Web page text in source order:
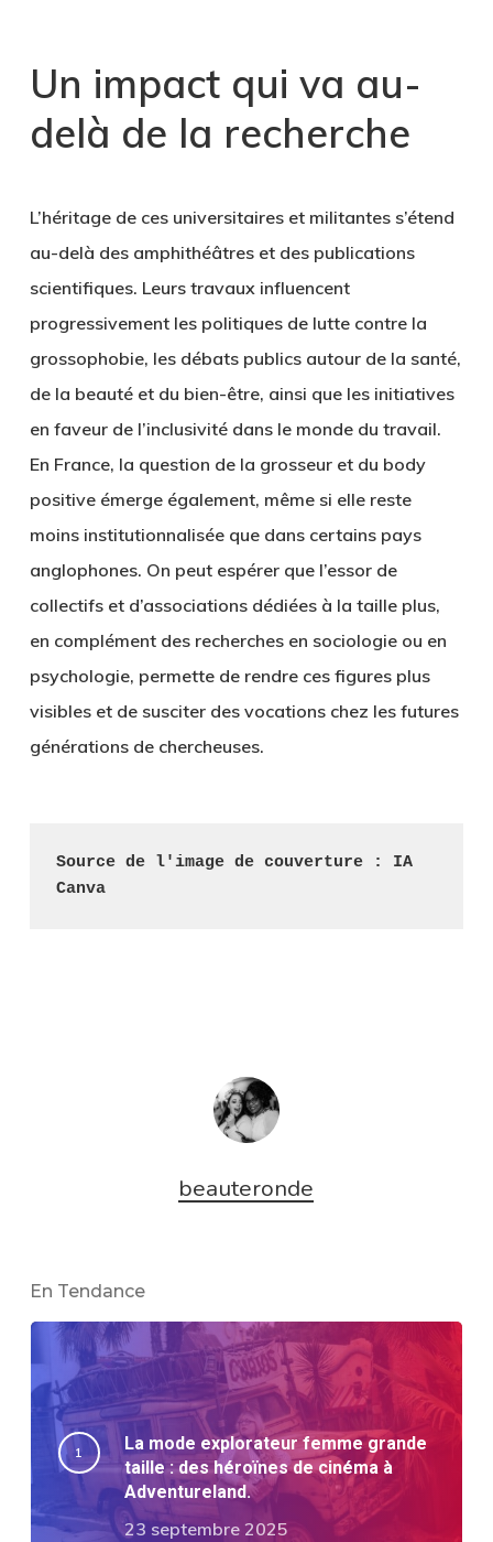
Un impact qui va au-
delà de la recherche
L’héritage de ces universitaires et militantes s’étend
au-delà des amphithéâtres et des publications
scientifiques. Leurs travaux influencent
progressivement les politiques de lutte contre la
grossophobie, les débats publics autour de la santé,
de la beauté et du bien-être, ainsi que les initiatives
en faveur de l’inclusivité dans le monde du travail.
En France, la question de la grosseur et du body
positive émerge également, même si elle reste
moins institutionnalisée que dans certains pays
anglophones. On peut espérer que l’essor de
collectifs et d’associations dédiées à la taille plus,
en complément des recherches en sociologie ou en
psychologie, permette de rendre ces figures plus
visibles et de susciter des vocations chez les futures
générations de chercheuses.
Source de l'image de couverture : IA
Canva
beauteronde
En Tendance
La mode explorateur femme grande
taille : des héroïnes de cinéma à
Adventureland.
23 septembre 2025